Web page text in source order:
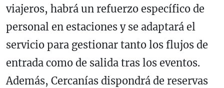
viajeros, habrá un refuerzo específico de
personal en estaciones y se adaptará el
servicio para gestionar tanto los flujos de
entrada como de salida tras los eventos.
Además, Cercanías dispondrá de reservas